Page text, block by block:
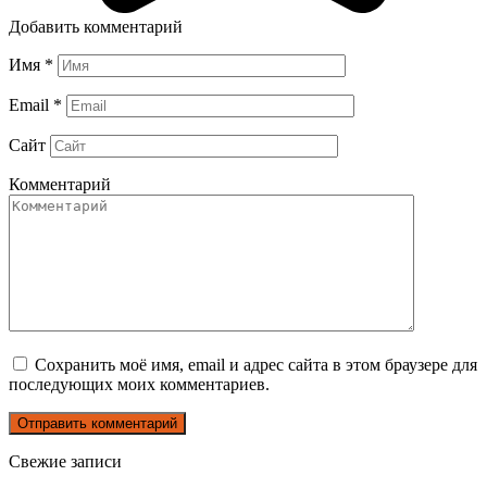
Добавить комментарий
Имя *
Email *
Сайт
Комментарий
Сохранить моё имя, email и адрес сайта в этом браузере для
последующих моих комментариев.
Свежие записи